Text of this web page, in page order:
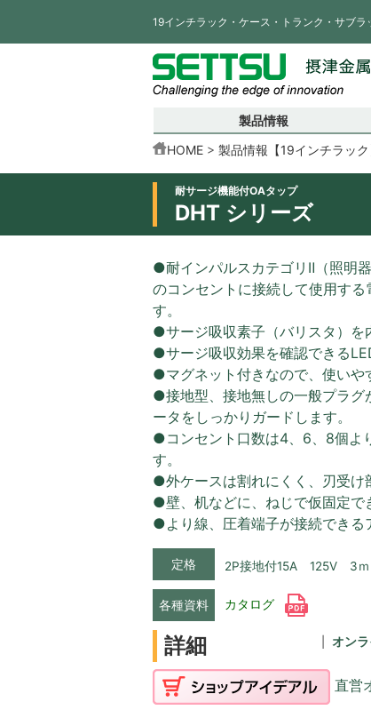
19インチラック・ケース・トランク・サブ
製品情報
HOME 製品情報【19インチラック
耐サージ機能付OAタップ
DHT シリーズ
●耐インパルスカテゴリⅡ（照明
のコンセントに接続して使用す
す。
●サージ吸収素子（バリスタ）を
●サージ吸収効果を確認できる
●マグネット付きなので、使いや
●接地型、接地無しの一般プラグ
ータをしっかりガードします。
●コンセント口数は4、6、8個よ
す。
●外ケースは割れにくく、刃受け
●壁、机などに、ねじで仮固定で
●より線、圧着端子が接続できる
定格 2P接地付15A 125V 3ｍ
各種資料 カタログ
詳細 オン
直営